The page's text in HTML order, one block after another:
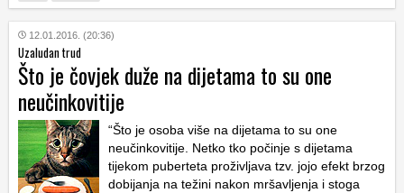
12.01.2016. (20:36)
Uzaludan trud
Što je čovjek duže na dijetama to su one
neučinkovitije
“Što je osoba više na dijetama to su one
neučinkovitije. Netko tko počinje s dijetama
tijekom puberteta proživljava tzv. jojo efekt brzog
dobijanja na težini nakon mršavljenja i stoga